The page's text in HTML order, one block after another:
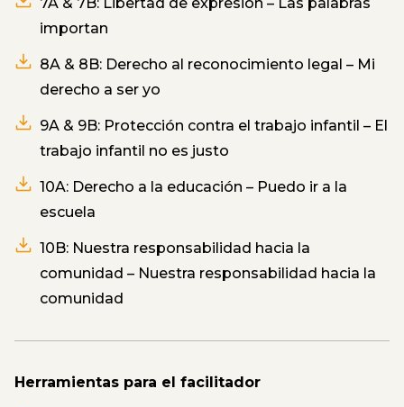
importan
8A & 8B: Derecho al reconocimiento legal – Mi
derecho a ser yo
9A & 9B: Protección contra el trabajo infantil – El
trabajo infantil no es justo
10A: Derecho a la educación – Puedo ir a la
escuela
10B: Nuestra responsabilidad hacia la
comunidad – Nuestra responsabilidad hacia la
comunidad
Herramientas para el facilitador